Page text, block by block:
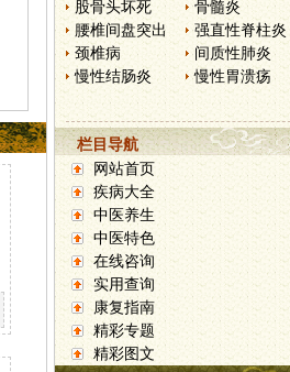
股骨头坏死
骨髓炎
腰椎间盘突出
强直性脊柱炎
颈椎病
间质性肺炎
慢性结肠炎
慢性胃溃疡
栏目导航
网站首页
疾病大全
中医养生
中医特色
在线咨询
实用查询
康复指南
精彩专题
精彩图文